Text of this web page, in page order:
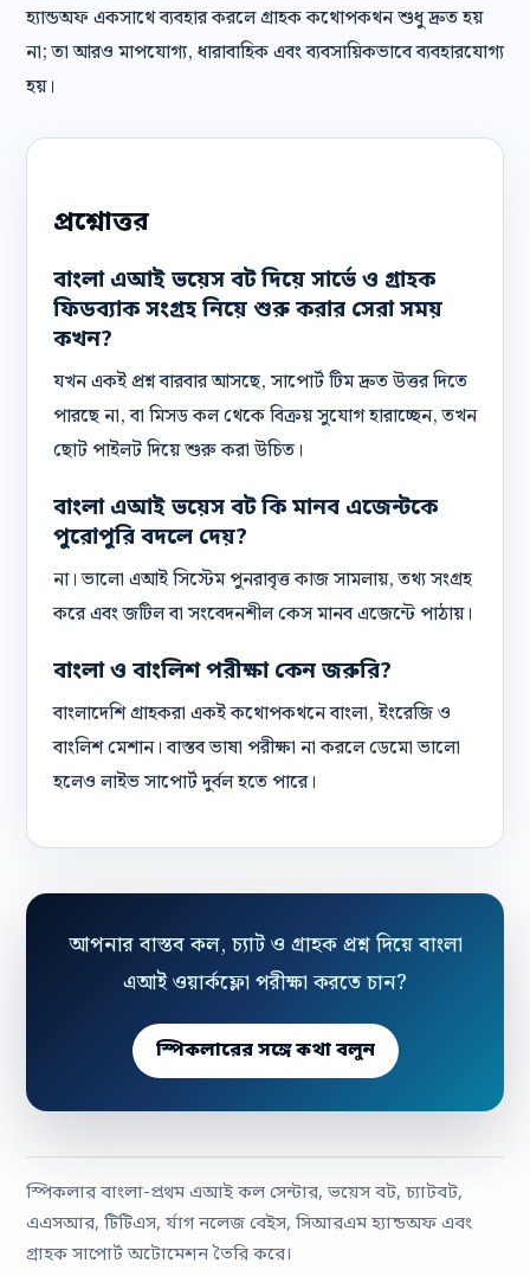
হ্যান্ডঅফ একসাথে ব্যবহার করলে গ্রাহক কথোপকথন শুধু দ্রুত হয়
না; তা আরও মাপযোগ্য, ধারাবাহিক এবং ব্যবসায়িকভাবে ব্যবহারযোগ্য
হয়।
প্রশ্নোত্তর
বাংলা এআই ভয়েস বট দিয়ে সার্ভে ও গ্রাহক
ফিডব্যাক সংগ্রহ নিয়ে শুরু করার সেরা সময়
কখন?
যখন একই প্রশ্ন বারবার আসছে, সাপোর্ট টিম দ্রুত উত্তর দিতে
পারছে না, বা মিসড কল থেকে বিক্রয় সুযোগ হারাচ্ছেন, তখন
ছোট পাইলট দিয়ে শুরু করা উচিত।
বাংলা এআই ভয়েস বট কি মানব এজেন্টকে
পুরোপুরি বদলে দেয়?
না। ভালো এআই সিস্টেম পুনরাবৃত্ত কাজ সামলায়, তথ্য সংগ্রহ
করে এবং জটিল বা সংবেদনশীল কেস মানব এজেন্টে পাঠায়।
বাংলা ও বাংলিশ পরীক্ষা কেন জরুরি?
বাংলাদেশি গ্রাহকরা একই কথোপকথনে বাংলা, ইংরেজি ও
বাংলিশ মেশান। বাস্তব ভাষা পরীক্ষা না করলে ডেমো ভালো
হলেও লাইভ সাপোর্ট দুর্বল হতে পারে।
আপনার বাস্তব কল, চ্যাট ও গ্রাহক প্রশ্ন দিয়ে বাংলা
এআই ওয়ার্কফ্লো পরীক্ষা করতে চান?
স্পিকলারের সঙ্গে কথা বলুন
স্পিকলার বাংলা-প্রথম এআই কল সেন্টার, ভয়েস বট, চ্যাটবট,
এএসআর, টিটিএস, র্যাগ নলেজ বেইস, সিআরএম হ্যান্ডঅফ এবং
গ্রাহক সাপোর্ট অটোমেশন তৈরি করে।